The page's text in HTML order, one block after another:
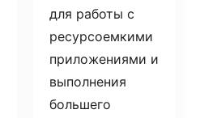
для работы с
ресурсоемкими
приложениями и
выполнения
большего